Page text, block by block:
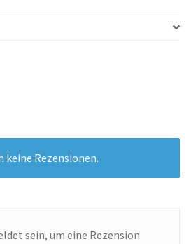
keine Rezensionen.
sein, um eine Rezension